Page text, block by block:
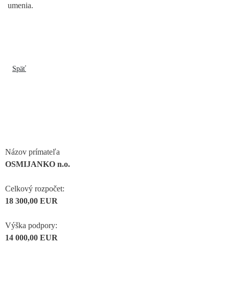
umenia.
Späť
Názov prímateľa
OSMIJANKO n.o.
Celkový rozpočet:
18 300,00 EUR
Výška podpory:
14 000,00 EUR